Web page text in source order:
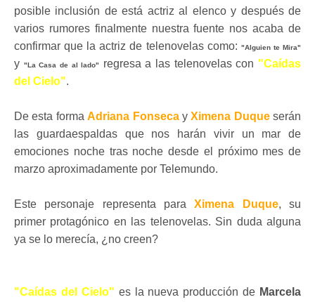
posible inclusión de está actriz al elenco y después de
varios rumores finalmente nuestra fuente nos acaba de
confirmar que la actriz de telenovelas como: "Alguien te Mira"
y "La Casa de al lado" regresa a las telenovelas con "Caídas
del Cielo".
De esta formaAdriana FonsecayXimena Duqueserán
las guardaespaldas que nos harán vivir un mar de
emociones noche tras noche desde el próximo mes de
marzo aproximadamente por Telemundo.
Este personaje representa paraXimena Duque, su
primer protagónico en las telenovelas. Sin duda alguna
ya se lo merecía, ¿ no creen?
"Caídas del Cielo" es la nueva producción de Marcela